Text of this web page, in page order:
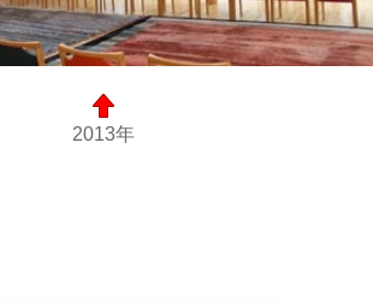
2013年